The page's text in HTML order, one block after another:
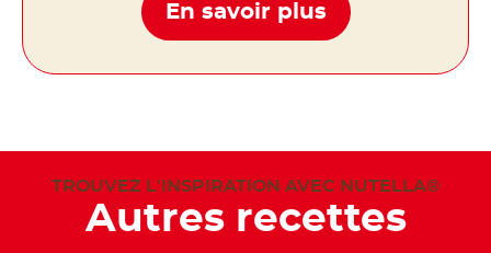
En savoir plus
TROUVEZ L'INSPIRATION AVEC NUTELLA®
Autres recettes